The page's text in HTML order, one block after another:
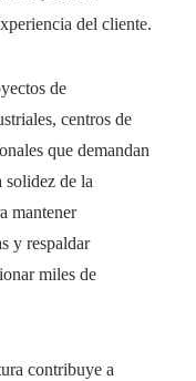
del cliente.
de
centros de
que demandan
solidez de la
mantener
y respaldar
miles de
contribuye a